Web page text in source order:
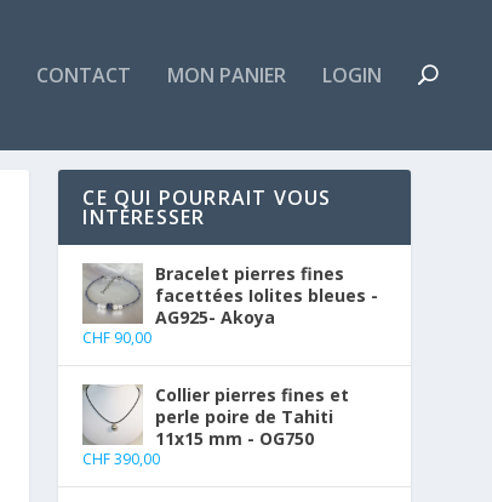
CONTACT MON PANIER LOGIN
CE QUI POURRAIT VOUS
INTÉRESSER
Bracelet pierres fines
facettées Iolites bleues -
AG925- Akoya
CHF 90,00
Collier pierres fines et
perle poire de Tahiti
11x15 mm - OG750
CHF390,00